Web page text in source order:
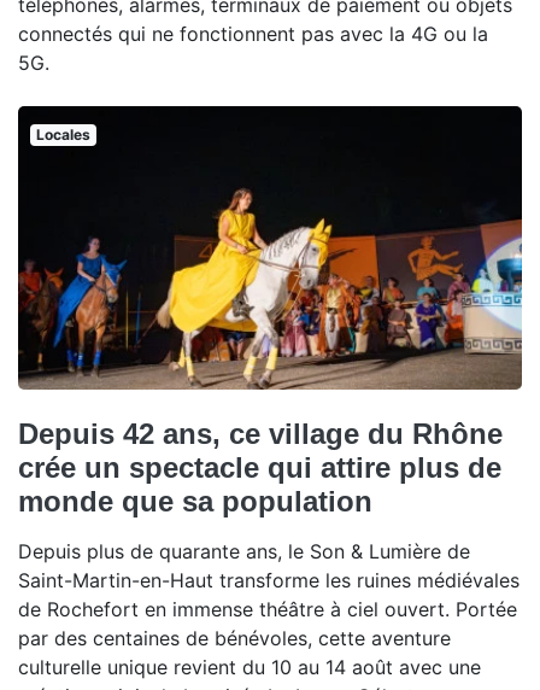
connectés qui ne fonctionnent pas avec la 4G ou la
5G.
Locales
Depuis 42 ans, ce village du Rhône
crée un spectacle qui attire plus de
monde que sa population
Depuis plus de quarante ans, le Son & Lumière de
Saint-Martin-en-Haut transforme les ruines médiévales
de Rochefort en immense théâtre à ciel ouvert. Portée
par des centaines de bénévoles, cette aventure
culturelle unique revient du 10 au 14 août avec une